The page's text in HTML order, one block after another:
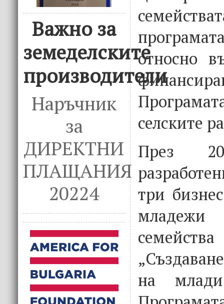
Важно за
земеделските
производители
Наръчник
за
ДИРЕКТНИ
ПЛАЩАНИЯ
20224
относно
селските
През
три
на